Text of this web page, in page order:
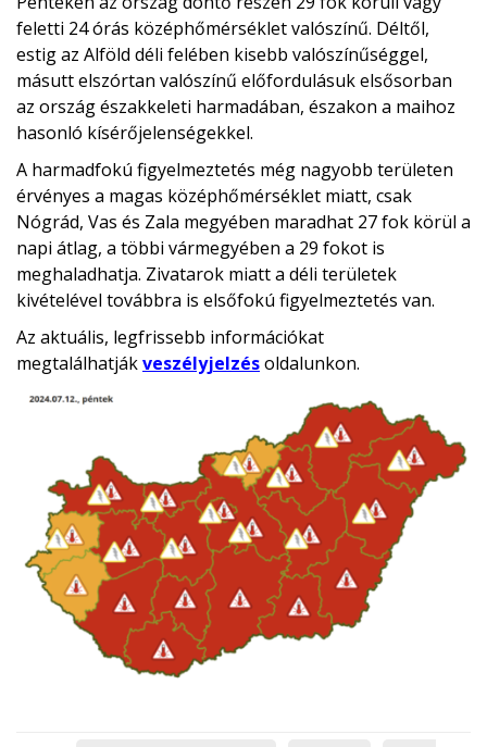
feletti 24 órás középhőmérséklet valószínű. Déltől,
estig az Alföld déli felében kisebb valószínűséggel,
másutt elszórtan valószínű előfordulásuk elsősorban
az ország északkeleti harmadában, északon a maihoz
hasonló kísérőjelenségekkel.
A harmadfokú figyelmeztetés még nagyobb területen
érvényes a magas középhőmérséklet miatt, csak
Nógrád, Vas és Zala megyében maradhat 27 fok körül a
napi átlag, a többi vármegyében a 29 fokot is
meghaladhatja. Zivatarok miatt a déli területek
kivételével továbbra is elsőfokú figyelmeztetés van.
Az aktuális, legfrissebb információkat
megtalálhatjákveszélyjelzésoldalunkon.